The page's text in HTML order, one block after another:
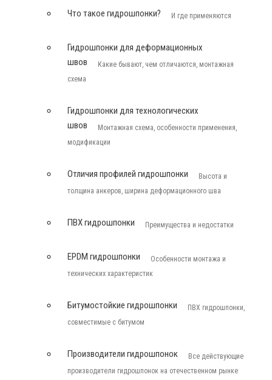
Что такое гидрошпонки? И где применяются
Гидрошпонки для деформационных
швов
Какие бывают, чем отличаются, монтажная
схема
Гидрошпонки для технологических
швов
Монтажная схема, особенности применения,
модификации
Отличия профилей гидрошпонки
Высота и
толщина анкеров, ширина деформационного шва
ПВХ гидрошпонки Преимущества и недостатки
EPDM гидрошпонки
Особенности монтажа и
технических характеристик
Битумостойкие гидрошпонки
ПВХ гидрошпонки,
совместимые с битумом
Производители гидрошпонок
Все действующие
производители гидрошпонок на отечественном рынке